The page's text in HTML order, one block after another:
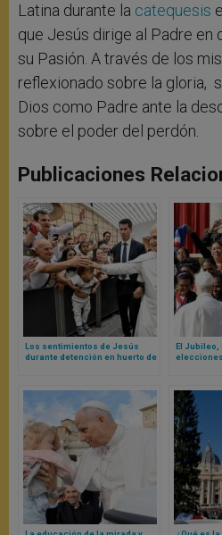
Latina durante la catequesis
que Jesús dirige al Padre
su Pasión. A través de los
reflexionado sobre la gloria,
Dios como Padre ante la
sobre el poder del perdón.
Publicaciones
Los sentimientos de Jesús
durante detención en huerto de
El Jubileo,